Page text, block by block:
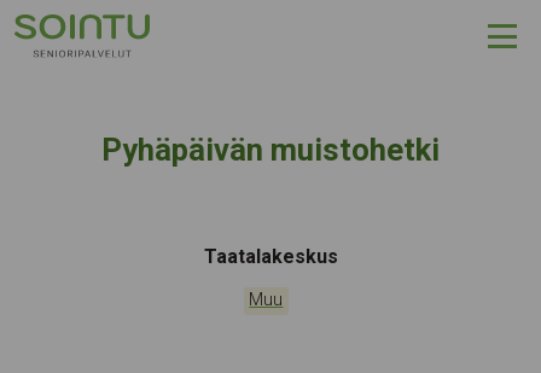
Hyppää sisältöön
Pyhäpäivän muistohetki
Tapahtumapaikka:
Taatalakeskus
Kategoriat:
Muu